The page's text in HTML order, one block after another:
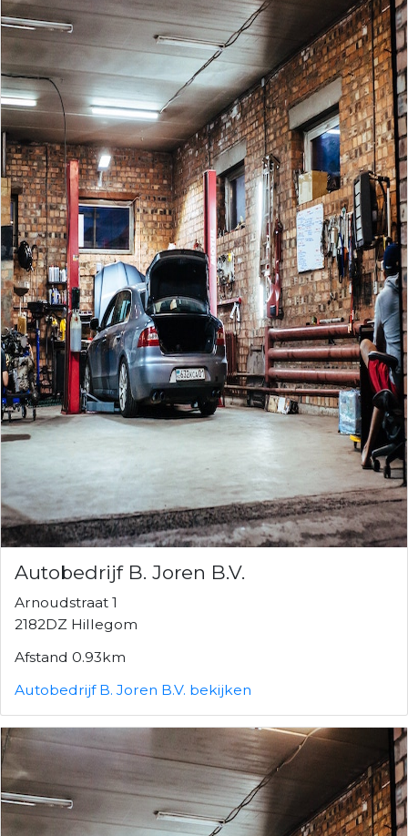
Autobedrijf B. Joren B.V.
Arnoudstraat 1
2182DZ Hillegom
Afstand 0.93km
Autobedrijf B. Joren B.V. bekijken